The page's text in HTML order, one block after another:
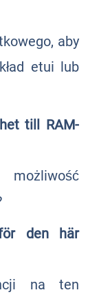
aby
etui lub
till RAM-
den här
na ten